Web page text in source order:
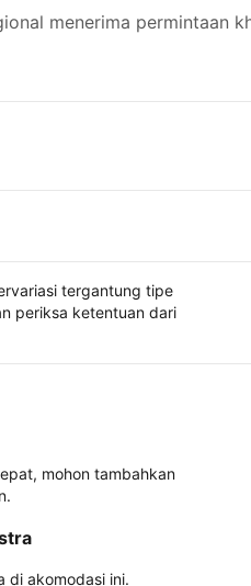
menerima permintaan
tergantung tipe
periksa ketentuan dari
mohon tambahkan
di akomodasi ini.